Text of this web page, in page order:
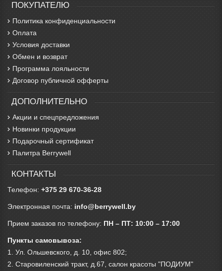
ПОКУПАТЕЛЮ
Политика конфиденциальности
Оплата
Условия доставки
Обмен и возврат
Программа лояльности
Договор публичной офферты
ДОПОЛНИТЕЛЬНО
Акции и спецпредложения
Новинки продукции
Подарочный сертификат
Палитра Berrywell
КОНТАКТЫ
Телефон: +375 29 670-36-28
Электронная почта: info@berrywell.by
Прием заказов по телефону: ПН – ПТ: 10:00 – 17:00
Пункты самовывоза:
1. Ул. Ольшевского, д. 10, офис 802;
2. Старовиленский тракт, д.67, салон красоты "ПОДИУМ"